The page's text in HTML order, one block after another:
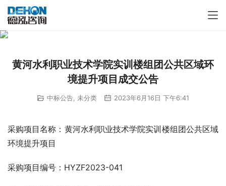
黄河水利职业技术学院实训楼组团公共区域环
境提升项目成交公告
中标公告 未分类 2023年6月16日 下午6:41
采购项目名称：黄河水利职业技术学院实训楼组团公共区域
环境提升项目
采购项目编号：HYZF2023-041